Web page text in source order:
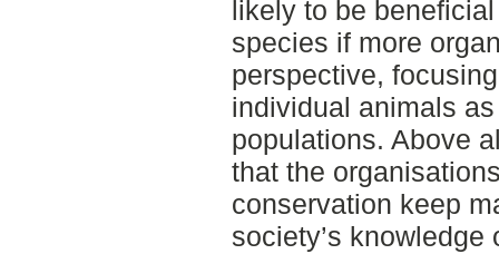
likely to be
species if more
perspective,
individual animals
populations. Above
that the
conservation keep
society’s